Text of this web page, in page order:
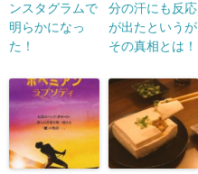
ンスタグラムで
明らかになっ
た！
分の汗にも反応
が出たというが
その真相とは！